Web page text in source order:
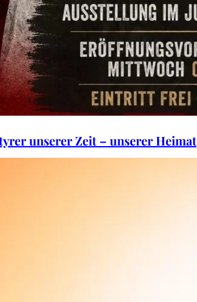
unserer Zeit – unserer Heimat